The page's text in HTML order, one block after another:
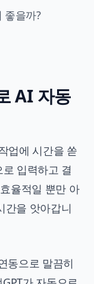
좋을까?
AI 자동
업에 시간을 쏟
입력하고 결
율적일 뿐만 아
간을 앗아갑니
동으로 말끔히